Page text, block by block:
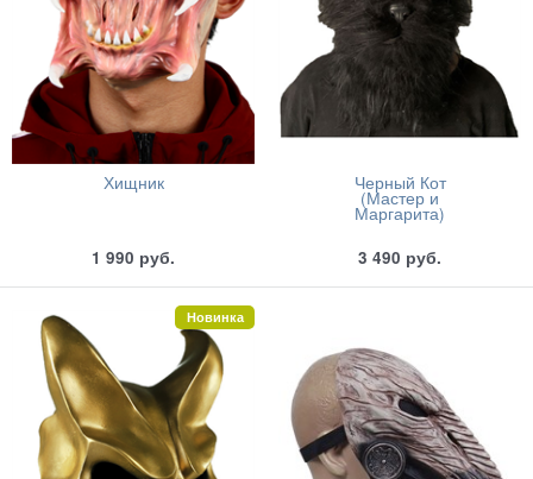
Хищник
1 990 руб.
Черный Кот
(Мастер и
Маргарита)
3 490 руб.
Новинка